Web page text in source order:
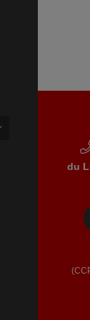
du